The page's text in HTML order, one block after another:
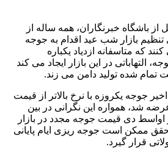
باشگاه خبرنگاران، همه ساله از
بازار شب عید اقدام به جوجه
که متاسفانه ازدیاد یکباره
التهاباتی در این بازار ایجاد می کند
تمام شده تولید دامن می زند.
جوجه یکروزه با نرخ بالاتر از قیمت
شد، همواره این نگرانی در بین
اواسط دی قیمت جوجه مجدد در بازار
ممکن است جوجه ریزی ایام پایانی
قرار گیرد.